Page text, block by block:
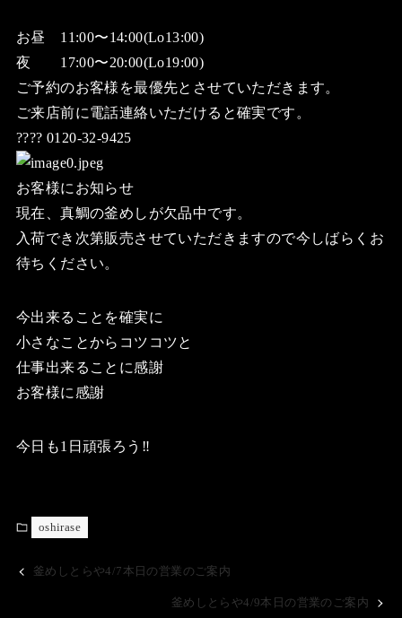
お昼 11:00〜14:00(Lo13:00)
夜 17:00〜20:00(Lo19:00)
ご予約のお客様を最優先とさせていただきます。
ご来店前に電話連絡いただけると確実です。
???? 0120-32-9425
お客様にお知らせ
現在、真鯛の釜めしが欠品中です。
入荷でき次第販売させていただきますので今しばらくお
待ちください。
今出来ることを確実に
小さなことからコツコツと
仕事出来ることに感謝
お客様に感謝
今日も1日頑張ろう‼️
oshirase
釜めしとらや4/7本日の営業のご案内
釜めしとらや4/9本日の営業のご案内